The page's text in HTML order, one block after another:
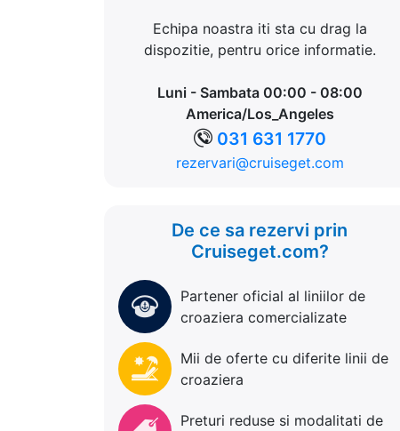
Echipa noastra iti sta cu drag la
dispozitie, pentru orice informatie.
Luni - Sambata 00:00 - 08:00
America/Los_Angeles
031 631 1770
rezervari@cruiseget.com
De ce sa rezervi prin
Cruiseget.com?
Partener oficial al liniilor de
croaziera comercializate
Mii de oferte cu diferite linii de
croaziera
Preturi reduse si modalitati de